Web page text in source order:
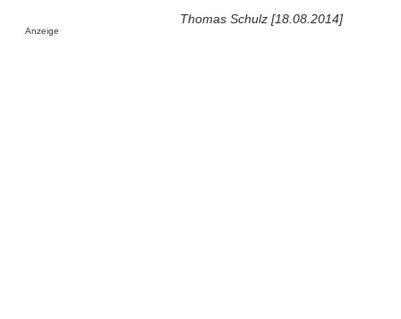
Thomas Schulz [18.08.2014]
Anzeige